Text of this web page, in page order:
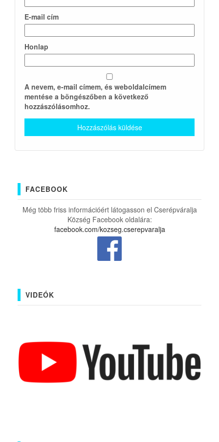
E-mail cím
Honlap
A nevem, e-mail címem, és weboldalcímem
mentése a böngészőben a következő
hozzászólásomhoz.
FACEBOOK
Még több friss információért látogasson el Cserépváralja
Község Facebook oldalára:
facebook.com/kozseg.cserepvaralja
VIDEÓK